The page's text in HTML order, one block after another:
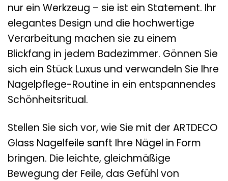
nur ein Werkzeug – sie ist ein Statement. Ihr
elegantes Design und die hochwertige
Verarbeitung machen sie zu einem
Blickfang in jedem Badezimmer. Gönnen Sie
sich ein Stück Luxus und verwandeln Sie Ihre
Nagelpflege-Routine in ein entspannendes
Schönheitsritual.
Stellen Sie sich vor, wie Sie mit der ARTDECO
Glass Nagelfeile sanft Ihre Nägel in Form
bringen. Die leichte, gleichmäßige
Bewegung der Feile, das Gefühl von